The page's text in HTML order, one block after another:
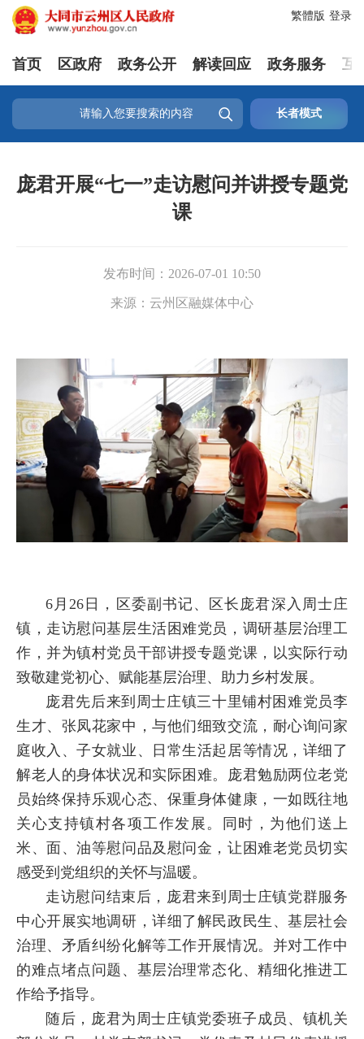
登录
繁體版
首页 区政府 政务公开 解读回应 政务服务 互
 长者模式
庞君开展“七一”走访慰问并讲授专题党
课
发布时间： 2026-07-01 10:50
来源： 云州区融媒体中心
6月26日，区委副书记、区长庞君深入周士庄
镇，走访慰问基层生活困难党员，调研基层治理工
作，并为镇村党员干部讲授专题党课，以实际行动
致敬建党初心、赋能基层治理、助力乡村发展。
庞君先后来到周士庄镇三十里铺村困难党员李
生才、张凤花家中，与他们细致交流，耐心询问家
庭收入、子女就业、日常生活起居等情况，详细了
解老人的身体状况和实际困难。庞君勉励两位老党
员始终保持乐观心态、保重身体健康，一如既往地
关心支持镇村各项工作发展。同时，为他们送上
米、面、油等慰问品及慰问金，让困难老党员切实
感受到党组织的关怀与温暖。
走访慰问结束后，庞君来到周士庄镇党群服务
中心开展实地调研，详细了解民政民生、基层社会
治理、矛盾纠纷化解等工作开展情况。并对工作中
的难点堵点问题、基层治理常态化、精细化推进工
作给予指导。
随后，庞君为周士庄镇党委班子成员、镇机关